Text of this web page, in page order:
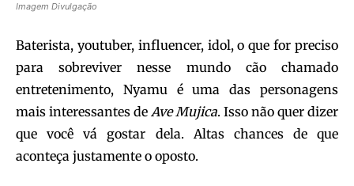
Imagem Divulgação
Baterista, youtuber, influencer, idol, o que for preciso
para sobreviver nesse mundo cão chamado
entretenimento, Nyamu é uma das personagens
mais interessantes de Ave Mujica. Isso não quer dizer
que você vá gostar dela. Altas chances de que
aconteça justamente o oposto.